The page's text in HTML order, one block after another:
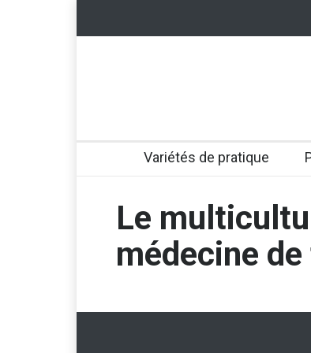
Variétés de pratique
Le
médecine